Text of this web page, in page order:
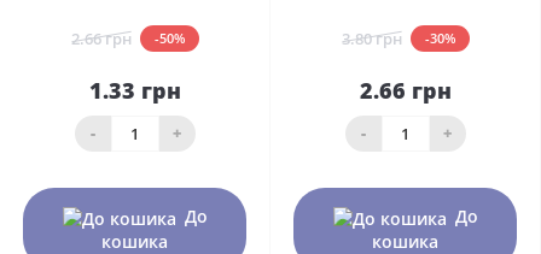
2.66 грн -50%
1.33 грн
- +
До
кошика
3.80 грн -30%
2.66 грн
- +
До
кошика